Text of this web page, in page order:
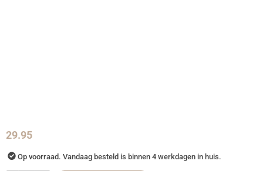
29.95
Op voorraad. Vandaag besteld is binnen 4 werkdagen in huis.